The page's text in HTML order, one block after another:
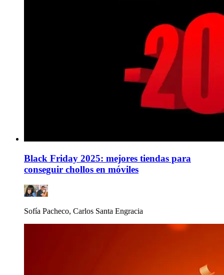
Black Friday 2025: mejores tiendas para
conseguir chollos en móviles
Sofía Pacheco, Carlos Santa Engracia